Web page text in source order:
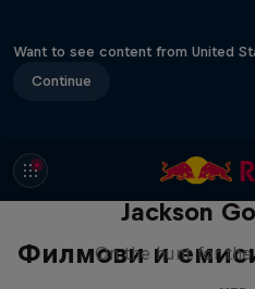
Want to see content from United
Continue
Филмови и
The Search for
Jackson
On the hunt for